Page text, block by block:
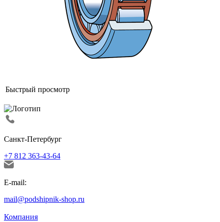
Быстрый просмотр
Санкт-Петербург
+7 812 363-43-64
E-mail:
mail@podshipnik-shop.ru
Компания